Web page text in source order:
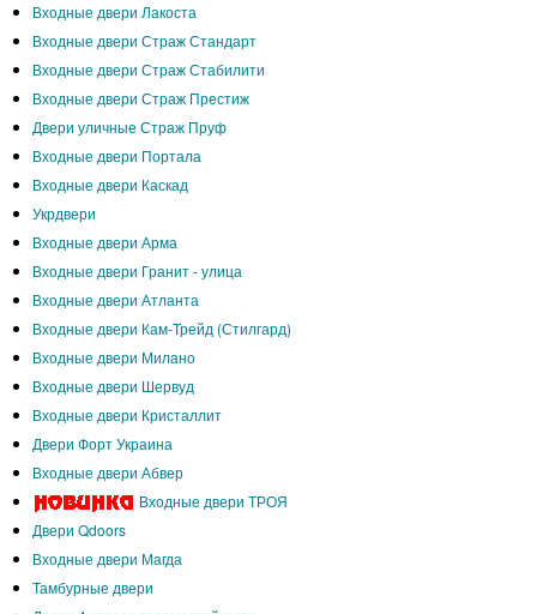
Входные двери Лакоста
Входные двери Страж Стандарт
Входные двери Страж Стабилити
Входные двери Страж Престиж
Двери уличные Страж Пруф
Входные двери Портала
Входные двери Каскад
Укрдвери
Входные двери Арма
Входные двери Гранит - улица
Входные двери Атланта
Входные двери Кам-Трейд (Стилгард)
Входные двери Милано
Входные двери Шервуд
Входные двери Кристаллит
Двери Форт Украина
Входные двери Абвер
Входные двери ТРОЯ
Двери Qdoors
Входные двери Магда
Тамбурные двери